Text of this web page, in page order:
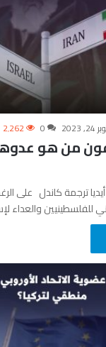
2023
0 2٬262
من هو
ترجمة كاندل على
للفلسطينيين والعداء